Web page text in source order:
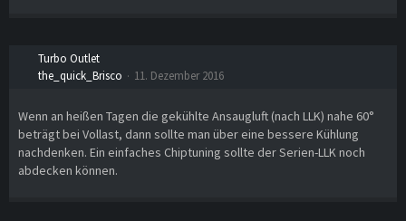
Turbo Outlet
the_quick_Brisco
11. Dezember 2016
Wenn an heißen Tagen die gekühlte Ansaugluft (nach LLK) nahe 60°
beträgt bei Vollast, dann sollte man über eine bessere Kühlung
nachdenken. Ein einfaches Chiptuning sollte der Serien-LLK noch
abdecken können.